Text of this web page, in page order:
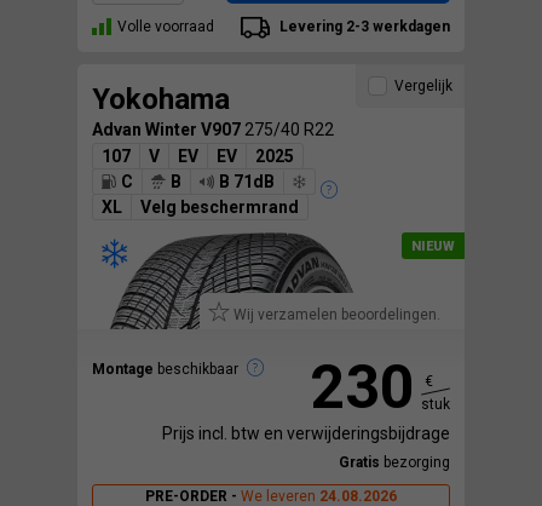
Volle voorraad Levering 2-3 werkdagen
Yokohama
Advan Winter V907 275/40 R22
107
V EV EV
2025
C
B
B 71dB
XL
Velg beschermrand
Wij verzamelen beoordelingen.
Montage beschikbaar
Vergelijk
230
€
stuk
Prijs incl. btw en verwijderingsbijdrage
Gratis bezorging
PRE-ORDER - We leveren 24.08.2026